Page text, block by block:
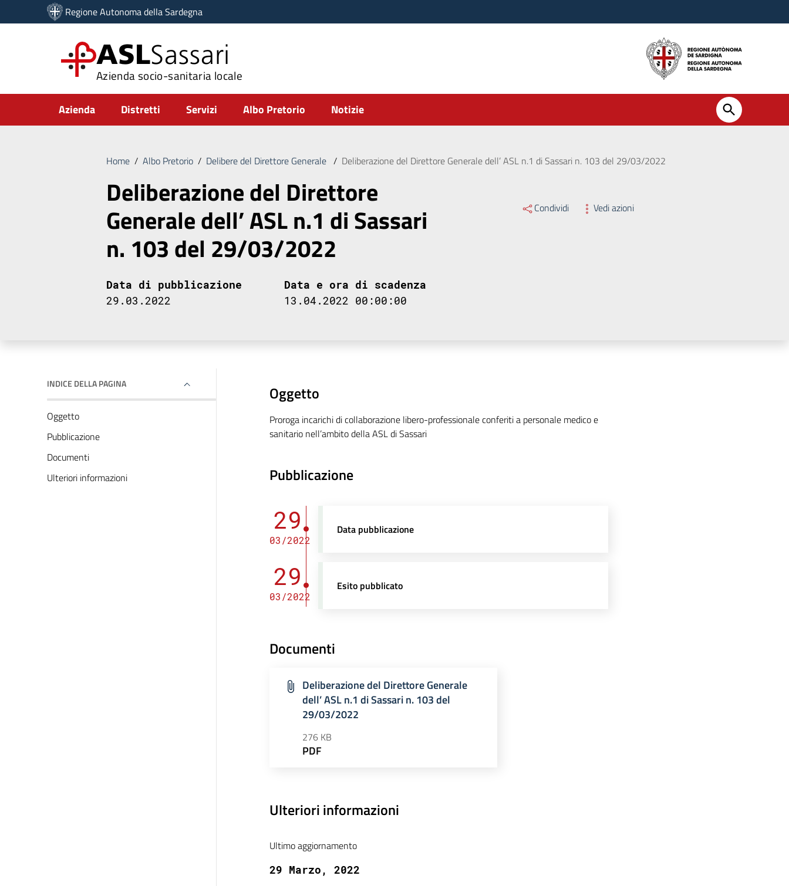
Vai ai contenuti
Vai al menu di navigazione
Regione Autonoma della Sardegna
ASLSassari
Azienda socio-sanitaria locale
Submenu
Azienda Distretti Servizi Albo Pretorio Notizie
Home / Albo Pretorio / Delibere del Direttore Generale / Deliberazione del Direttore Generale dell’ ASL n.1 di Sassari n. 103 del 29/03/2022
Deliberazione del Direttore
Generale dell’ ASL n.1 di Sassari
n. 103 del 29/03/2022
Condividi Vedi azioni
Data di pubblicazione
29.03.2022
Data e ora di scadenza
13.04.2022 00:00:00
INDICE DELLA PAGINA
Oggetto
Pubblicazione
Documenti
Ulteriori informazioni
Oggetto
Proroga incarichi di collaborazione libero-professionale conferiti a personale medico e
sanitario nell’ambito della ASL di Sassari
Pubblicazione
29
03/2022
Data pubblicazione
29
03/2022
Esito pubblicato
Documenti
Deliberazione del Direttore Generale
dell’ ASL n.1 di Sassari n. 103 del
29/03/2022
276 KB
PDF
Ulteriori informazioni
Ultimo aggiornamento
29 Marzo, 2022